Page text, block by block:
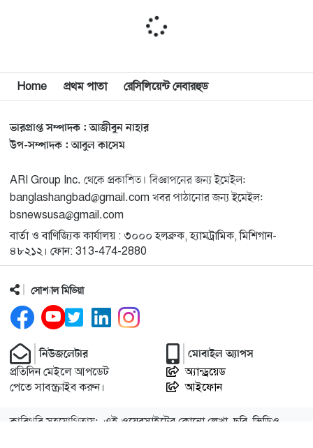
বিশ্বজুড়ে কূটনৈতিক পুনর্বিন্যাস, ৫ অঞ্চলে মিশন বন্ধ করছে
মিশিগানে ফ্রেন্ডস এন্ড ফ্যামিলির বনভোজনে প্রাণের উচ্ছ্বাস
১২
মিশিগানে ডেমোক্র্যাটদের প্রাইমারিতে আল-সাইয়েদকে হারাতে
১৩
মুনা দাওয়াহ কনফারেন্স ২০২৬ সম্পর্কে প্রেস ব্রিফিং
১৪
শেখ হাসিনার সঙ্গে সংবাদ সম্মেলনে থাকছেন সাকিব আল
হাসান
১৫
চাপ বাড়াচ্ছে ইরান
১৬
ট্রাম্প অর্গানাইজেশনের হিসাব বন্ধের কারণ জানাল ক্যাপিটাল
ওয়ান
১৭
১৮
Home প্রথম পাতা রেসিলিয়েন্ট নেবারহুড
ভারপ্রাপ্ত সম্পাদক : আজীবুন নাহার
উপ-সম্পাদক : আবুল কাসেম
ARI Group Inc. থেকে প্রকাশিত। বিজ্ঞাপনের জন্য ইমেইল:
banglashangbad@gmail.com খবর পাঠানোর জন্য ইমেইল:
bsnewsusa@gmail.com
বার্তা ও বাণিজ্যিক কার্যালয় : ৩০০০ হলব্রুক, হ্যামট্রামিক, মিশিগান-
৪৮২১২। ফোন: 313-474-2880
সোশ্যাল মিডিয়া
নিউজলেটার
প্রতিদিন মেইলে আপডেট
পেতে সাবস্ক্রাইব করুন।
মোবাইল অ্যাপস
অ্যান্ড্রয়েড
আইফোন
কারিগরি সহযোগিতায়: এই ওয়েবসাইটের কোনো লেখা, ছবি, ভিডিও